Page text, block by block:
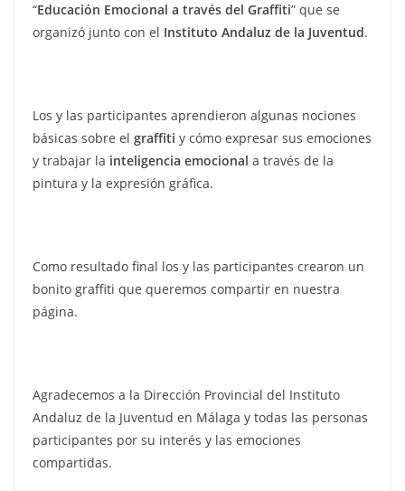
“Educación Emocional a través del Graffiti” que se
organizó junto con el Instituto Andaluz de la Juventud.
Los y las participantes aprendieron algunas nociones
básicas sobre el graffiti y cómo expresar sus emociones
y trabajar la inteligencia emocional a través de la
pintura y la expresión gráfica.
Como resultado final los y las participantes crearon un
bonito graffiti que queremos compartir en nuestra
página.
Agradecemos a la Dirección Provincial del Instituto
Andaluz de la Juventud en Málaga y todas las personas
participantes por su interés y las emociones
compartidas.